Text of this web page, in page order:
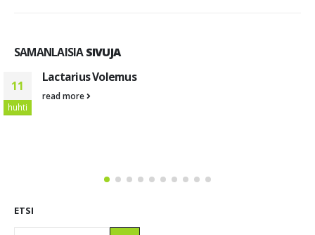
SAMANLAISIASIVUJA
11
huhti
Lactarius Volemus
read more
ETSI